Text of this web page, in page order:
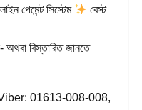
পেমেন্ট সিস্টেম
বেস্ট
বিস্তারিত জানতে
01613-008-008,